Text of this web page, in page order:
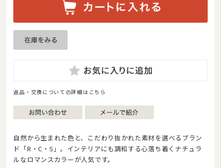
返品・交換についての詳細はこちら
自然から生まれた色と、こだわり抜かれた素材を選べるブラン
ド「R・C・S」。インテリアにも調和する心落ち着くナチュラ
ルなロマンスカラーが人気です。